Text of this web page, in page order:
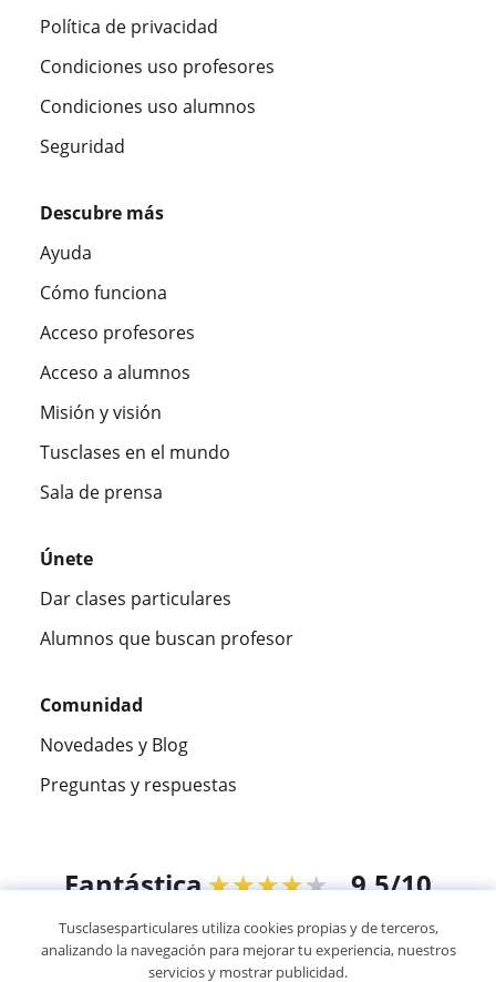
Política de privacidad
Condiciones uso profesores
Condiciones uso alumnos
Seguridad
Descubre más
Ayuda
Cómo funciona
Acceso profesores
Acceso a alumnos
Misión y visión
Tusclases en el mundo
Sala de prensa
Únete
Dar clases particulares
Alumnos que buscan profesor
Comunidad
Novedades y Blog
Preguntas y respuestas
Fantástica★★★★★ 9,5/10
305915opiniones de alumnos
Tusclasesparticulares utiliza cookies propias y de terceros,
analizando la navegación para mejorar tu experiencia, nuestros
servicios y mostrar publicidad.